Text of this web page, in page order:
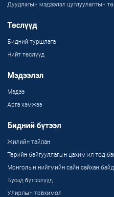
Дуудлагын мэдээлэл цуглуулалтын
Төслүүд
Бидний туршлага
Нийт төслүүд
Мэдээлэл
Мэдээ
Арга хэмжээ
Бидний бүтээл
Жилийн тайлан
Төрийн байгууллагын цахим ил тод
Монголын нийгмийн сайн сайхан
Бусад бүтээлүүд
Улирлын товхимол